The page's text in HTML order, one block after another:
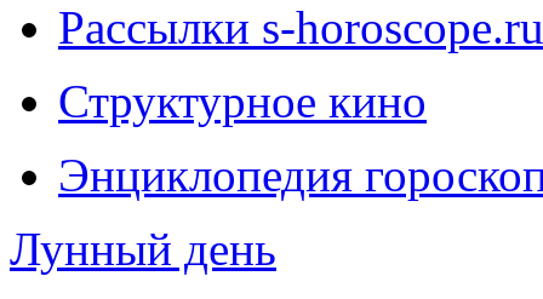
Рассылки s-horoscope.ru
Структурное кино
Энциклопедия
Лунный день